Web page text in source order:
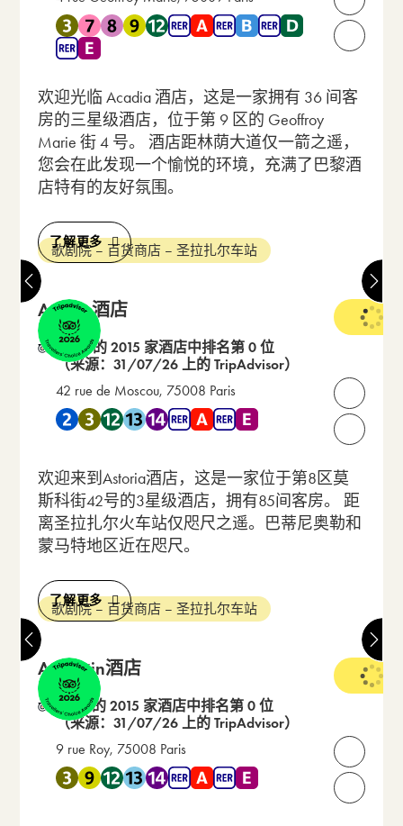
靠近 地铁 3 , 地铁 7 , 地铁 8 , 地铁 9 , 地铁 12 , RER A ,
打开联
请致电
欢迎光临 Acadia 酒店，这是一家拥有 36 间客
房的三星级酒店，位于第 9 区的 Geoffroy
Marie 街 4 号。 酒店距林荫大道仅一箭之遥，
您会在此发现一个愉悦的环境，充满了巴黎酒
店特有的友好氛围。
了解更多
歌剧院 – 百货商店 – 圣拉扎尔车站
Astoria酒店
3 星级
在 79 的 2015 家酒店中排名第 0 位
（来源：31/07/26 上的 TripAdvisor）
42 rue de Moscou, 75008 Paris
靠近 地铁 2 , 地铁 3 , 地铁 12 , 地铁 13 , 地铁 14 , RER A ,
打开联
请致电
欢迎来到Astoria酒店，这是一家位于第8区莫
斯科街42号的3星级酒店，拥有85间客房。 距
离圣拉扎尔火车站仅咫尺之遥。巴蒂尼奥勒和
蒙马特地区近在咫尺。
了解更多
歌剧院 – 百货商店 – 圣拉扎尔车站
Augustin酒店
3 星级
在 21 的 2015 家酒店中排名第 0 位
（来源：31/07/26 上的 TripAdvisor）
9 rue Roy, 75008 Paris
靠近 地铁 3 , 地铁 9 , 地铁 12 , 地铁 13 , 地铁 14 , RER A ,
打开联
请致电